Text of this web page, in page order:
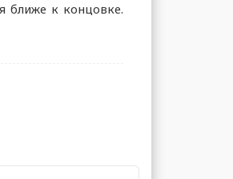
ближе к концовке.